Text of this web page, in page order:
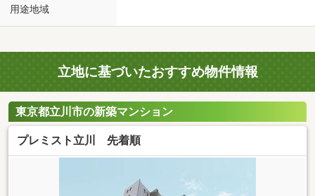
用途地域
立地に基づいたおすすめ物件情報
東京都立川市の新築マンション
プレミスト立川 先着順